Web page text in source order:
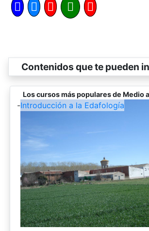
Contenidos que te pueden
Los cursos más populares de Medio
-Introducción a la Edafología